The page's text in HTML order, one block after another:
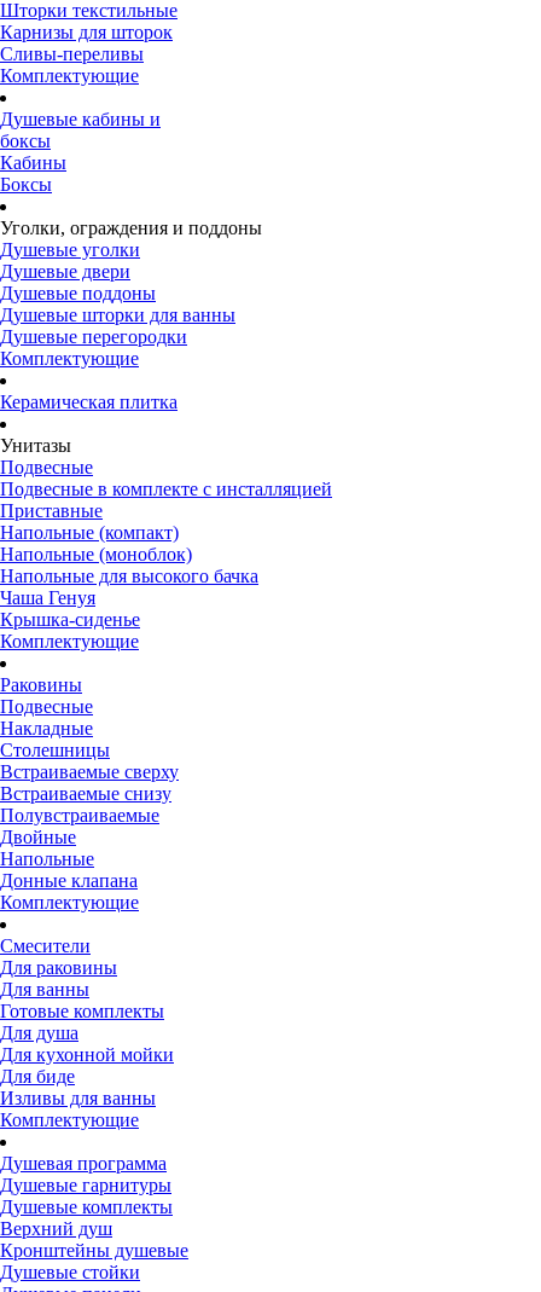
Шторки текстильные
Карнизы для шторок
Сливы-переливы
Комплектующие
Душевые кабины и
боксы
Кабины
Боксы
Уголки, ограждения и поддоны
Душевые уголки
Душевые двери
Душевые поддоны
Душевые шторки для ванны
Душевые перегородки
Комплектующие
Керамическая плитка
Унитазы
Подвесные
Подвесные в комплекте с инсталляцией
Приставные
Напольные (компакт)
Напольные (моноблок)
Напольные для высокого бачка
Чаша Генуя
Крышка-сиденье
Комплектующие
Раковины
Подвесные
Накладные
Столешницы
Встраиваемые сверху
Встраиваемые снизу
Полувстраиваемые
Двойные
Напольные
Донные клапана
Комплектующие
Смесители
Для раковины
Для ванны
Готовые комплекты
Для душа
Для кухонной мойки
Для биде
Изливы для ванны
Комплектующие
Душевая программа
Душевые гарнитуры
Душевые комплекты
Верхний душ
Кронштейны душевые
Душевые стойки